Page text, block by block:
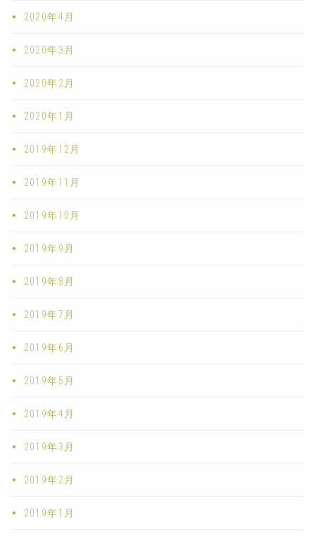
2020年4月
2020年3月
2020年2月
2020年1月
2019年12月
2019年11月
2019年10月
2019年9月
2019年8月
2019年7月
2019年6月
2019年5月
2019年4月
2019年3月
2019年2月
2019年1月